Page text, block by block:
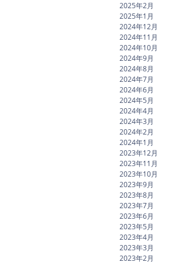
2025年2月
2025年1月
2024年12月
2024年11月
2024年10月
2024年9月
2024年8月
2024年7月
2024年6月
2024年5月
2024年4月
2024年3月
2024年2月
2024年1月
2023年12月
2023年11月
2023年10月
2023年9月
2023年8月
2023年7月
2023年6月
2023年5月
2023年4月
2023年3月
2023年2月